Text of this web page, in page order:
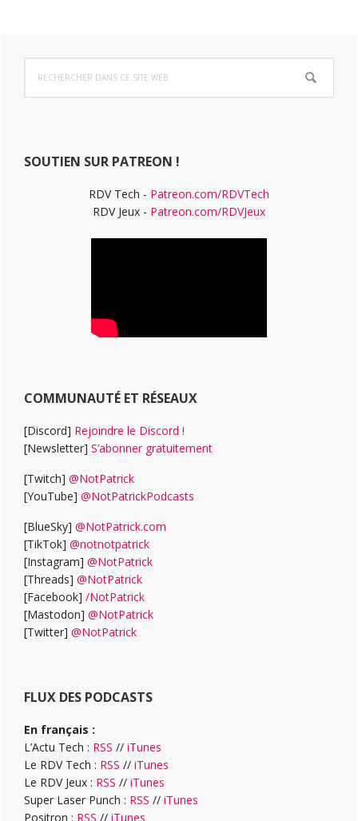
Barre
latérale
dans
ce
SOUTIEN SUR PATREON !
RDV Tech - Patreon.com/RDVTech
RDV Jeux - Patreon.com/RDVJeux
COMMUNAUTÉ ET RÉSEAUX
[Discord] Rejoindre le Discord !
[Newsletter] S’abonner gratuitement
[Twitch] @NotPatrick
[YouTube] @NotPatrickPodcasts
[BlueSky] @NotPatrick.com
[TikTok] @notnotpatrick
[Instagram] @NotPatrick
[Threads] @NotPatrick
[Facebook] /NotPatrick
[Mastodon] @NotPatrick
[Twitter] @NotPatrick
FLUX DES PODCASTS
En français :
L’Actu Tech : RSS // iTunes
Le RDV Tech : RSS // iTunes
Le RDV Jeux : RSS // iTunes
Super Laser Punch : RSS // iTunes
Positron : RSS // iTunes